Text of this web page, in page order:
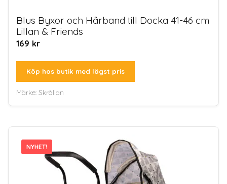
Blus Byxor och Hårband till Docka 41-46 cm
Lillan & Friends
169 kr
Köp hos butik med lägst pris
Märke: Skrållan
NYHET!
NYHET!